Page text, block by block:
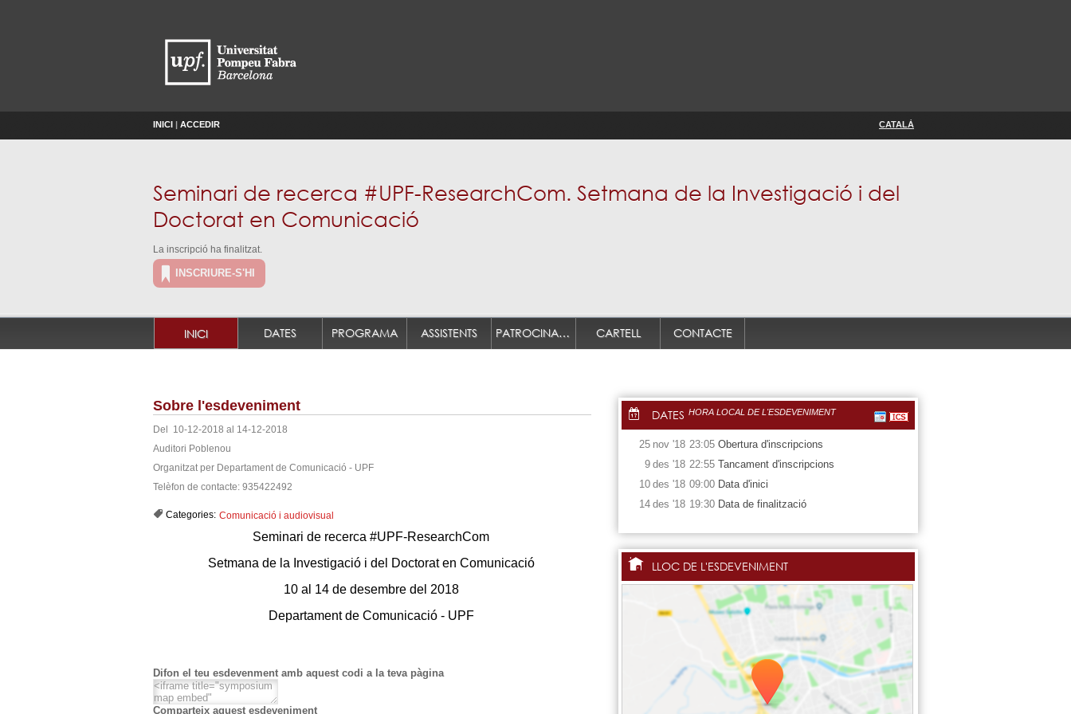
INICI | ACCEDIR CATALÀ
Seminari de recerca #UPF-ResearchCom. Setmana de la Investigació i del
Doctorat en Comunicació
La inscripció ha finalitzat.
INSCRIURE-S'HI
INICI DATES PROGRAMA ASSISTENTS PATROCINADORS CARTELL CONTACTE
Sobre l'esdeveniment
Del 10-12-2018 al 14-12-2018
Auditori Poblenou
Organitzat per Departament de Comunicació - UPF
Telèfon de contacte: 935422492
Categories: Comunicació i audiovisual
Seminari de recerca #UPF-ResearchCom
Setmana de la Investigació i del Doctorat en Comunicació
10 al 14 de desembre del 2018
Departament de Comunicació - UPF
Difon el teu esdevenment amb aquest codi a la teva pàgina
Comparteix aquest esdeveniment
DATES HORA LOCAL DE L'ESDEVENIMENT
25 nov '18 23:05 Obertura d'inscripcions
9 des '18 22:55 Tancament d'inscripcions
10 des '18 09:00 Data d'inici
14 des '18 19:30 Data de finalització
LLOC DE L'ESDEVENIMENT